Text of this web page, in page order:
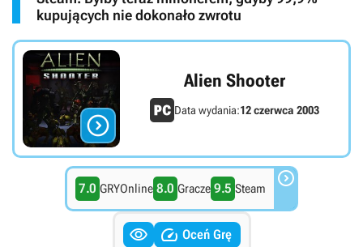
kupujących nie dokonało zwrotu

Alien Shooter
Data wydania:12 czerwca 2003
7.0 GRYOnline 8.0 Gracze 9.5 Steam 
  Oceń Grę